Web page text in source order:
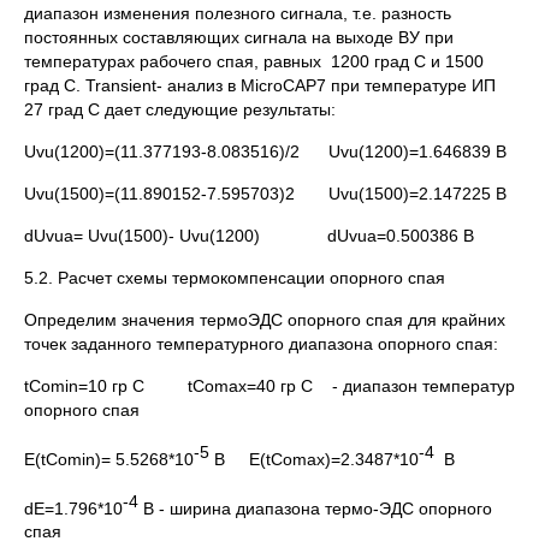
диапазон изменения полезного сигнала, т.е. разность
постоянных составляющих сигнала на выходе ВУ при
температурах рабочего спая, равных 1200 град С и 1500
град С. Transient- анализ в MicroCAP7 при температуре ИП
27 град С дает следующие результаты:
Uvu(1200)=(11.377193-8.083516)/2 Uvu(1200)=1.646839 В
Uvu(1500)=(11.890152-7.595703)2 Uvu(1500)=2.147225 В
dUvua= Uvu(1500)- Uvu(1200) dUvua=0.500386 В
5.2. Расчет схемы термокомпенсации опорного спая
Определим значения термоЭДС опорного спая для крайних
точек заданного температурного диапазона опорного спая:
tComin=10 гр С tComax=40 гр С - диапазон температур
опорного спая
E(tComin)= 5.5268*10-5 В E(tComax)=2.3487*10-4 В
dE=1.796*10-4 В - ширина диапазона термо-ЭДС опорного
спая